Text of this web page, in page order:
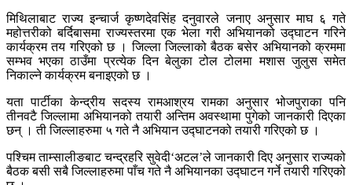
मिथिलाबाट राज्य इन्चार्ज कृष्णदेवसिंह दनुवारले जनाए अनुसार माघ ६ गते
महोत्तरीको बर्दिबासमा राज्यस्तरमा एक भेला गरी अभियानको उद्घाटन गरिने
कार्यक्रम तय गरिएको छ । जिल्ला जिल्लाको बैठक बसेर अभियानको क्रममा
सम्भव भएका ठाउँमा प्रत्येक दिन बेलुका टोल टोलमा मशास जुलुस समेत
निकाल्ने कार्यक्रम बनाइएको छ ।
यता पार्टीका केन्द्रीय सदस्य रामआश्रय रामका अनुसार भोजपुराका पनि
तीनवटै जिल्लामा अभियानको तयारी अन्तिम अवस्थामा पुगेको जानकारी दिएका
छन् । ती जिल्लाहरुमा ५ गते नै अभियान उद्घाटनको तयारी गरिएको छ ।
पश्चिम ताम्सालीङबाट चन्द्रहरि सुवेदी‘अटल’ले जानकारी दिए अनुसार राज्यको
बैठक बसी सबै जिल्लाहरुमा पाँच गते नै अभियानका उद्घाटन गर्ने तयारी गरिएको